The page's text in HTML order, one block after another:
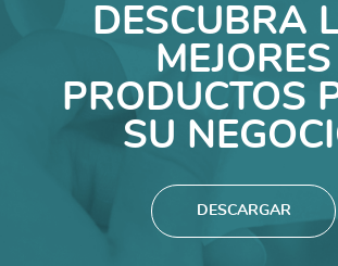
DESCUBRA
MEJORES
PRODUCTOS
SU
DESCARGAR